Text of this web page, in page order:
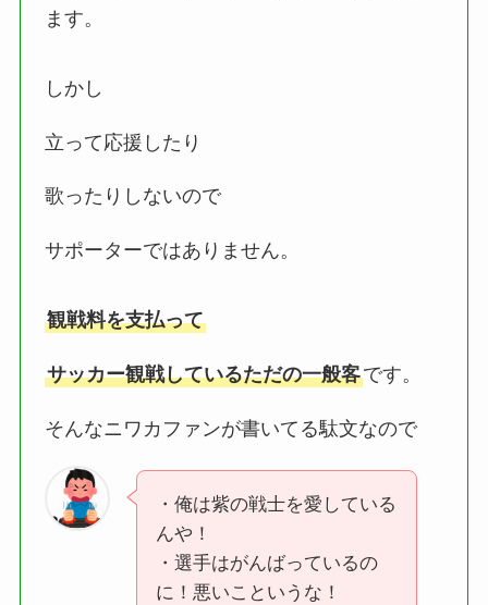
ます。
しかし
立って応援したり
歌ったりしないので
サポーターではありません。
観戦料を支払って
サッカー観戦しているただの一般客です。
そんなニワカファンが書いてる駄文なので
・俺は紫の戦士を愛している
んや！
・選手はがんばっているの
に！悪いこというな！